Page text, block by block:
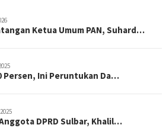
Ketua Umum PAN, Suhard…
Persen, Ini Peruntukan Da…
DPRD Sulbar, Khalil…